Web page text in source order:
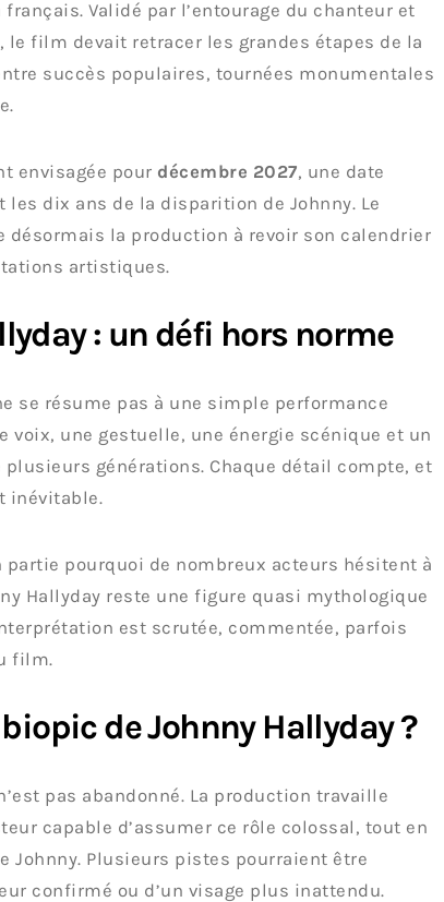
Validé par l’entourage du chanteur et
le film devait retracer les grandes étapes de la
succès populaires, tournées monumentales
envisagée pour décembre 2027, une date
dix ans de la disparition de Johnny. Le
désormais la production à revoir son calendrier
artistiques.
: un défi hors norme
se résume pas à une simple performance
voix, une gestuelle, une énergie scénique et un
générations. Chaque détail compte, et
inévitable.
partie pourquoi de nombreux acteurs hésitent à
Hallyday reste une figure quasi mythologique
est scrutée, commentée, parfois
film.
de Johnny Hallyday ?
pas abandonné. La production travaille
capable d’assumer ce rôle colossal, tout en
Johnny. Plusieurs pistes pourraient être
confirmé ou d’un visage plus inattendu.